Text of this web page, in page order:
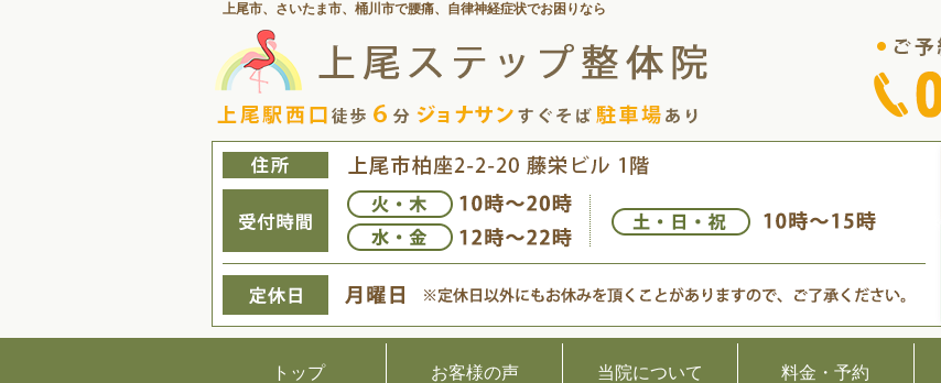
上尾市、さいたま市、桶川市で腰痛、 自律神経症状でお困りなら
トップ お客様の声 当院について 料金・予約